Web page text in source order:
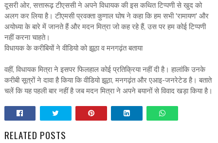
दूसरी ओर, सत्तारूढ़ टीएससी ने अपने विधायक की इस कथित टिप्पणी से खुद को
अलग कर लिया है। टीएमसी प्रवक्ता कुणाल घोष ने कहा कि हम सभी 'रामायण' और
अयोध्या के बारे में जानते हैं और मदन मित्रा जो कह रहे हैं, उस पर हम कोई टिप्पणी
नहीं करना चाहते।
विधायक के करीबियों ने वीडियो को झूठा व मनगढ़ंत बताया
वहीं, विधायक मित्रा ने इसपर फिलहाल कोई प्रतिक्रिया नहीं दी है। हालांकि उनके
करीबी सूत्रों ने दावा है किया कि वीडियो झूठा, मनगढ़ंत और एआइ-जनरेटेड है। बताते
चलें कि यह पहली बार नहीं है जब मदन मित्रा ने अपने बयानों से विवाद खड़ा किया है।
RELATED POSTS